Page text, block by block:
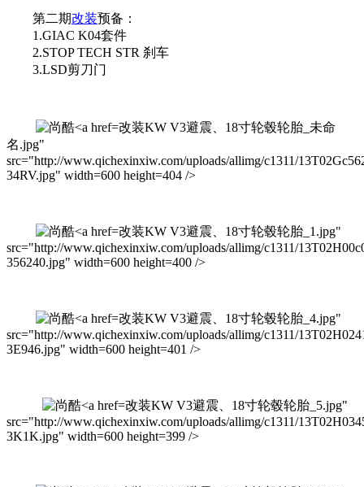
第二期改装预备：
1.GIAC K04套件
2.STOP TECH STR 刹车
3.LSD剪刀门
改装KW V3避震、18寸轮毂轮胎_未命
名.jpg"
src="http://www.qichexinxiw.com/uploads/allimg/c1311/
34RV.jpg" width=600 height=404 />
改装KW V3避震、18寸轮毂轮胎_1.jpg"
src="http://www.qichexinxiw.com/uploads/allimg/c1311/
356240.jpg" width=600 height=400 />
改装KW V3避震、18寸轮毂轮胎_4.jpg"
src="http://www.qichexinxiw.com/uploads/allimg/c1311/
3E946.jpg" width=600 height=401 />
改装KW V3避震、18寸轮毂轮胎_5.jpg"
src="http://www.qichexinxiw.com/uploads/allimg/c1311/
3K1K.jpg" width=600 height=399 />